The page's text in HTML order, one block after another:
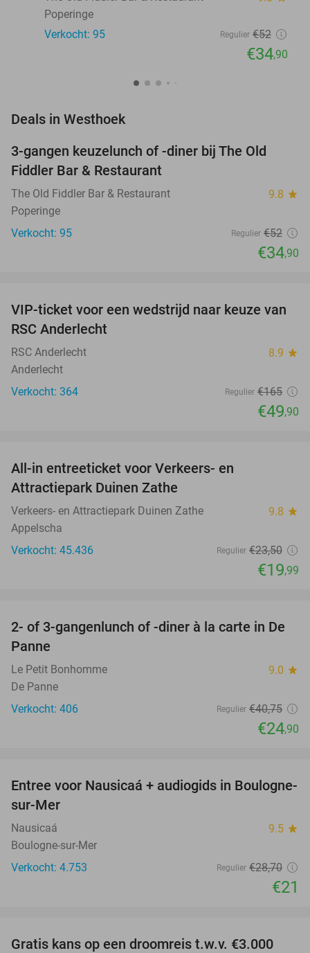
Poperinge
Verkocht: 95
Regulier €52
€34,90
Deals in Westhoek
3-gangen keuzelunch of -diner bij The Old
Fiddler Bar & Restaurant
The Old Fiddler Bar & Restaurant 9.8 star
Poperinge
Verkocht: 95
Regulier €52
€34,90
70%
VIP-ticket voor een wedstrijd naar keuze van
RSC Anderlecht
RSC Anderlecht 8.9 star
Anderlecht
Verkocht: 364
Regulier €165
€49,90
All-in entreeticket voor Verkeers- en
Attractiepark Duinen Zathe
Verkeers- en Attractiepark Duinen Zathe 9.8 star
Appelscha
Verkocht: 45.436
Regulier €23,50
€19,99
39%
2- of 3-gangenlunch of -diner à la carte in De
Panne
Le Petit Bonhomme 9.0 star
De Panne
Verkocht: 406
Regulier €40,75
€24,90
27%
Entree voor Nausicaá + audiogids in Boulogne-
sur-Mer
Nausicaá 9.5 star
Boulogne-sur-Mer
Verkocht: 4.753
Regulier €28,70
€21
Gratis kans op een droomreis t.w.v. €3.000